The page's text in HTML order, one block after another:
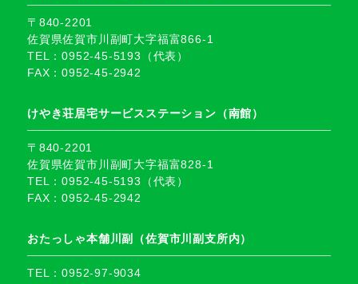
〒840-2201
佐賀県佐賀市川副町大字福富866-1
TEL：0952-45-5193（代表）
FAX：0952-45-2942
けやき荘居宅サービスステーション（南館）
〒840-2201
佐賀県佐賀市川副町大字福富828-1
TEL：0952-45-5193（代表）
FAX：0952-45-2942
おたっしゃ本舗川副（佐賀市川副支所内）
TEL：0952-97-9034